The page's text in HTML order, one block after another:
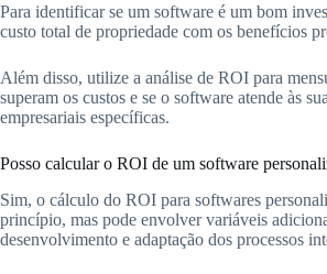
Para identificar se um software é um bom
custo total de propriedade com os benefícios
Além disso, utilize a análise de ROI para
superam os custos e se o software atende às
empresariais específicas.
Posso calcular o ROI de um software
Sim, o cálculo do ROI para softwares
princípio, mas pode envolver variáveis
desenvolvimento e adaptação dos processos